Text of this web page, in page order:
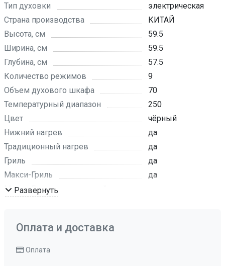
Тип духовки
электрическая
Страна производства
КИТАЙ
Высота, см
59.5
Ширина, см
59.5
Глубина, см
57.5
Количество режимов
9
Объем духового шкафа
70
Температурный диапазон
250
Цвет
чёрный
Нижний нагрев
да
Традиционный нагрев
да
Гриль
да
Макси-Гриль
да
Макси-Гриль с конвекцией
Традиционный нагрев с конвекцией
Развернуть
Оплата и доставка
Оплата